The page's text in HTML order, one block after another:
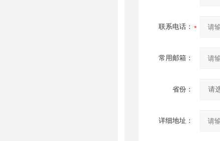
联系电话：
常用邮箱：
省份：
详细地址：